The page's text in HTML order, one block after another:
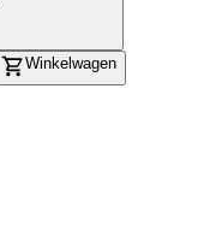
Winkelwagen